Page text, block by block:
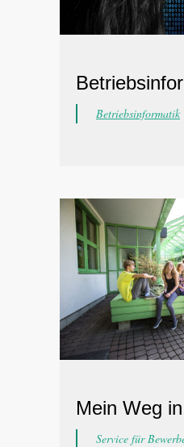
Betriebsinformatik
Mein Weg
Service für